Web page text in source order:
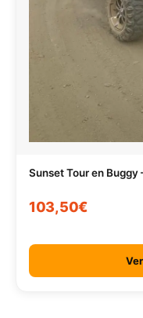
Sunset Tour en
103,50€